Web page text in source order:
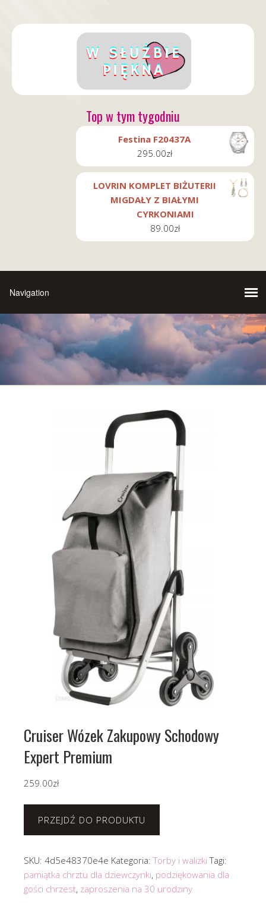
Top w tym tygodniu
Festina F20437A
295.00zł
LOVRIN KOMPLET BIŻUTERII
MIGDAŁY Z BIAŁYMI
CYRKONIAMI
89.00zł
Cruiser Wózek Zakupowy Schodowy
Expert Premium
259.00zł
PRZEJDŹ DO PRODUKTU
SKU: 4d5e48370e4e Kategoria:Torby i walizki Tagi:
pamiątka chrztu dla dziewczynki, podziękowania dla
gości chrzest, zaproszenia na 30 urodziny